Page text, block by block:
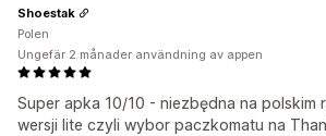
Super apka 10/10 - niezbędna na polskim
wersji lite czyli wybor paczkomatu na
Shoestak
Polen
Ungefär 2 månader användning av appen